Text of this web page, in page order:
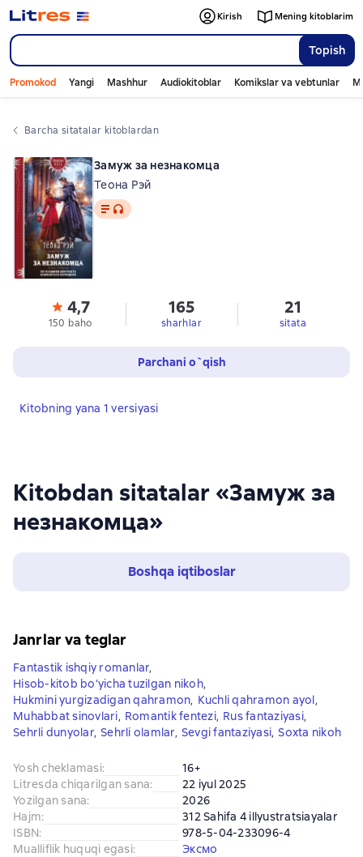
Topish
Kirish Mening kitoblarim
Promokod Yangi Mashhur Audiokitoblar Komikslar va vebtunlar
Barcha sitatalar kitoblardan
Kitobdan sitatalar «Замуж за
незнакомца»
Boshqa iqtiboslar
Замуж за незнакомца
Теона Рэй
Matn, audio format mavjud
4,7
150 baho
165
sharhlar
21
sitata
Parchani o`qish
Kitobning yana 1 versiyasi
Janrlar va teglar
Fantastik ishqiy romanlar,
Hisob-kitob bo‘yicha tuzilgan nikoh,
Hukmini yurgizadigan qahramon, Kuchli qahramon ayol,
Muhabbat sinovlari, Romantik fentezi, Rus fantaziyasi,
Sehrli dunyolar, Sehrli olamlar, Sevgi fantaziyasi, Soxta nikoh
Yosh cheklamasi:
16+
Litresda chiqarilgan sana:
22 iyul 2025
Yozilgan sana:
2026
Hajm:
312 Sahifa 4 illyustratsiayalar
ISBN:
978-5-04-233096-4
Mualliflik huquqi egasi:
Эксмо